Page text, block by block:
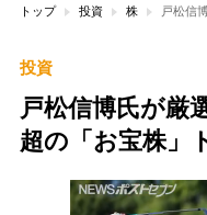
トップ 投資 株 戸松信
投資
戸松信博氏が
超の「お宝株」